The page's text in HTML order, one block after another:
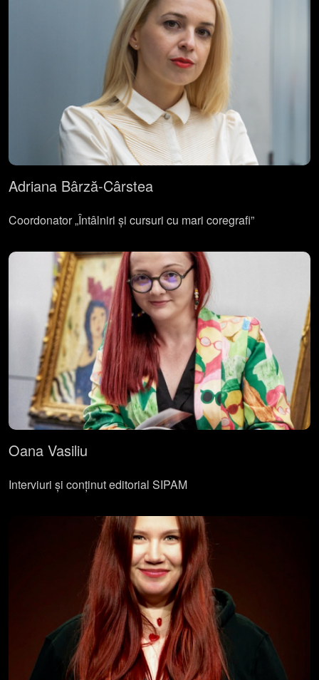
Adriana Bârză-Cârstea
Coordonator „Întâlniri și cursuri cu mari coregrafi”
Oana Vasiliu
Interviuri și conținut editorial SIPAM